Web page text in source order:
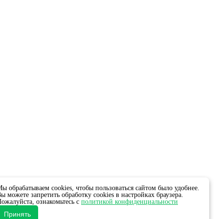
обрабатываем cookies, чтобы пользоваться сайтом было удобнее.
можете запретить обработку cookies в настройках браузера.
ознакомьтесь с политикой конфиденциальности
Принять